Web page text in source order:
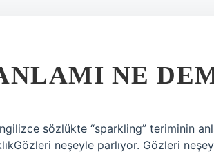
NE
sözlükte “sparkling” teriminin
neşeyle parlıyor. Gözleri